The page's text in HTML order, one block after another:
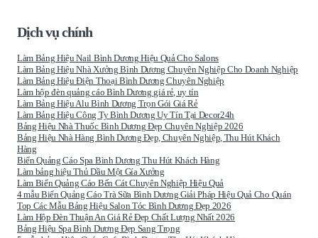
Dịch vụ chính
Làm Bảng Hiệu Nail Bình Dương Hiệu Quả Cho Salons
Làm Bảng Hiệu Nhà Xưởng Bình Dương Chuyên Nghiệp Cho Doanh Nghiệp
Làm Bảng Hiệu Điện Thoại Bình Dương Chuyên Nghiệp
Làm hộp đèn quảng cáo Bình Dương giá rẻ, uy tín
Làm Bảng Hiệu Alu Bình Dương Trọn Gói Giá Rẻ
Làm Bảng Hiệu Công Ty Bình Dương Uy Tín Tại Decor24h
Bảng Hiệu Nhà Thuốc Bình Dương Đẹp Chuyên Nghiệp 2026
Bảng Hiệu Nhà Hàng Bình Dương Đẹp, Chuyên Nghiệp, Thu Hút Khách
Hàng
Biển Quảng Cáo Spa Bình Dương Thu Hút Khách Hàng
Làm bảng hiệu Thủ Dầu Một Gía Xưởng
Làm Biển Quảng Cáo Bến Cát Chuyên Nghiệp Hiệu Quả
4 mẫu Biển Quảng Cáo Trà Sữa Bình Dương Giải Pháp Hiệu Quả Cho Quán
Top Các Mẫu Bảng Hiệu Salon Tóc Bình Dương Đẹp 2026
Làm Hộp Đèn Thuận An Giá Rẻ Đẹp Chất Lượng Nhất 2026
Bảng Hiệu Spa Bình Dương Đẹp Sang Trọng